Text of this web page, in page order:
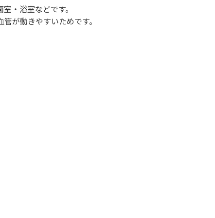
・浴室などです。
が動きやすいためです。